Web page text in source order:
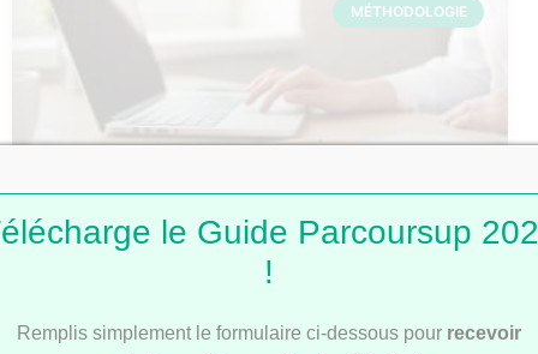
MÉTHODOLOGIE
Comment faire une fiche de révision ?
le Guide Parcoursup
!
Remplis simplement le formulaire ci-dessous pour recevoir